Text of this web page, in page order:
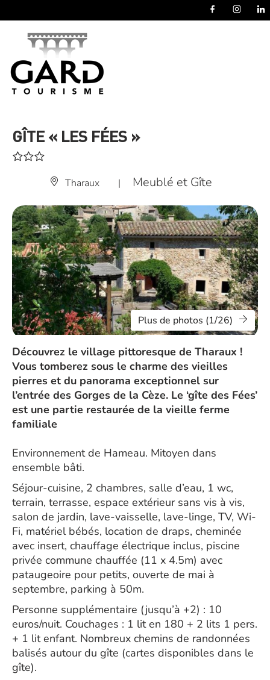
GÎTE « LES FÉES »
Tharaux | Meublé et Gîte
Plus de photos (1/26)
Découvrez le village pittoresque de Tharaux !
Vous tomberez sous le charme des vieilles
pierres et du panorama exceptionnel sur
l’entrée des Gorges de la Cèze. Le ‘gîte des Fées’
est une partie restaurée de la vieille ferme
familiale
Environnement de Hameau. Mitoyen dans
ensemble bâti.
Séjour-cuisine, 2 chambres, salle d’eau, 1 wc,
terrain, terrasse, espace extérieur sans vis à vis,
salon de jardin, lave-vaisselle, lave-linge, TV, Wi-
Fi, matériel bébés, location de draps, cheminée
avec insert, chauffage électrique inclus, piscine
privée commune chauffée (11 x 4.5m) avec
pataugeoire pour petits, ouverte de mai à
septembre, parking à 50m.
Personne supplémentaire (jusqu’à +2) : 10
euros/nuit. Couchages : 1 lit en 180 + 2 lits 1 pers.
+ 1 lit enfant. Nombreux chemins de randonnées
balisés autour du gîte (cartes disponibles dans le
gîte).